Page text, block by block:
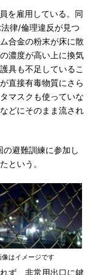
を雇用している。同
律/倫理違反が見つ
合金の粉末が床に散
濃度が高い上に換気
具も不足しているこ
直接有毒物質にさら
マスクも使っていな
どにそのまま流され
避難訓練に参加し
という。
像はイメージです
ず、非常用出口に鍵